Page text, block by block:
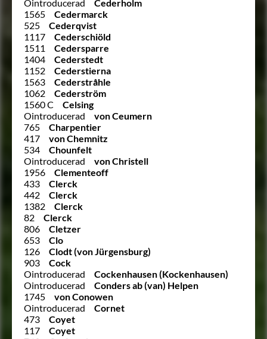
Ointroducerad
Cederholm
1565
Cedermarck
525
Cederqvist
1117
Cederschiöld
1511
Cedersparre
1404
Cederstedt
1152
Cederstierna
1563
Cederstråhle
1062
Cederström
1560 C
Celsing
Ointroducerad
von Ceumern
765
Charpentier
417
von Chemnitz
534
Chounfelt
Ointroducerad
von Christell
1956
Clementeoff
433
Clerck
442
Clerck
1382
Clerck
82
Clerck
806
Cletzer
653
Clo
126
Clodt (von Jürgensburg)
903
Cock
Ointroducerad
Cockenhausen (Kockenhausen)
Ointroducerad
Conders ab (van) Helpen
1745
von Conowen
Ointroducerad
Cornet
473
Coyet
117
Coyet